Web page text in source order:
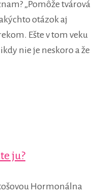
„Pomôže tvárová
otázok aj
Ešte v tom veku
nie je neskoro a že
ju?
Hormonálna